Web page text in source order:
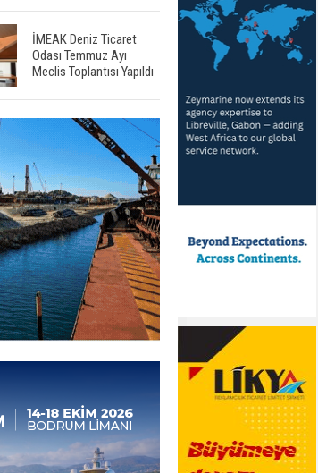
İMEAK Deniz Ticaret
Odası Temmuz Ayı
Meclis Toplantısı Yapıldı